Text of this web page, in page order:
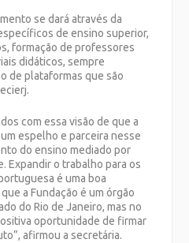
se dará através da
de ensino superior,
formação de professores
didáticos, sempre
de plataformas que são
com essa visão de que a
espelho e parceira nesse
do ensino mediado por
Expandir o trabalho para os
é uma boa
a Fundação é um órgão
do Rio de Janeiro, mas no
oportunidade de firmar
afirmou a secretária.